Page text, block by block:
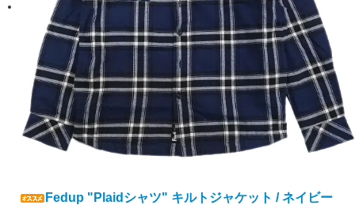
Fedup "Plaidシャツ" キルトジャケット / ネイビー